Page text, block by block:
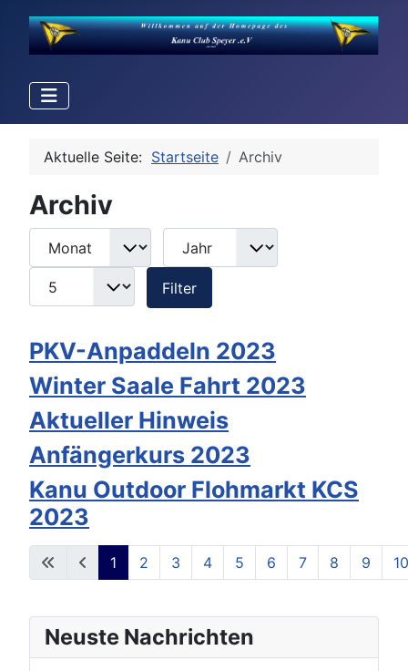
Aktuelle Seite: Startseite Archiv
Archiv
Filter
Monat Jahr
Filter
PKV-Anpaddeln 2023
Winter Saale Fahrt 2023
Aktueller Hinweis
Anfängerkurs 2023
Kanu Outdoor Flohmarkt KCS
2023
Seite 1 von 13
1 2 3 4 5 6 7 8 9 10
Neuste Nachrichten